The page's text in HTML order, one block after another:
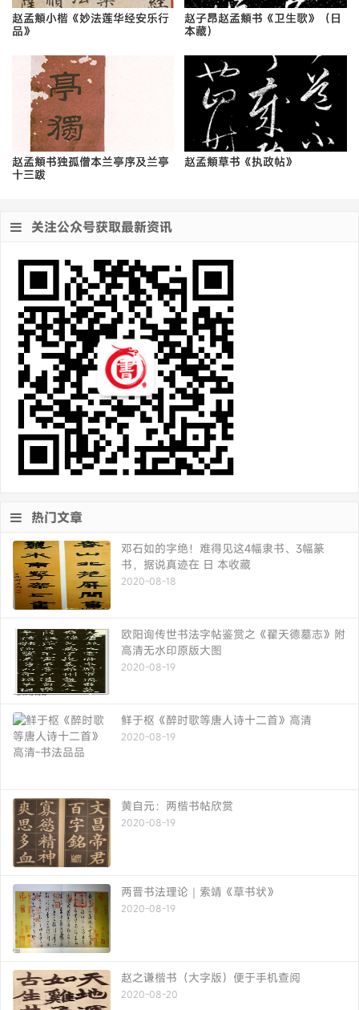
赵孟頫小楷《妙法莲华经安乐行
品》
赵子昂赵孟頫书《卫生歌》（日
本藏）
赵孟頫书独孤僧本兰亭序及兰亭
十三跋
赵孟頫草书《执政帖》
关注公众号获取最新资讯
热门文章
邓石如的字绝！难得见这4幅隶书、3幅篆
书，据说真迹在 日 本收藏
2020-08-18
欧阳询传世书法字帖鉴赏之《翟天德墓志》附
高清无水印原版大图
2020-08-19
鲜于枢《醉时歌等唐人诗十二首》高清
2020-08-19
黄自元：两楷书帖欣赏
2020-08-19
两晋书法理论｜索靖《草书状》
2020-08-19
赵之谦楷书（大字版）便于手机查阅
2020-08-20